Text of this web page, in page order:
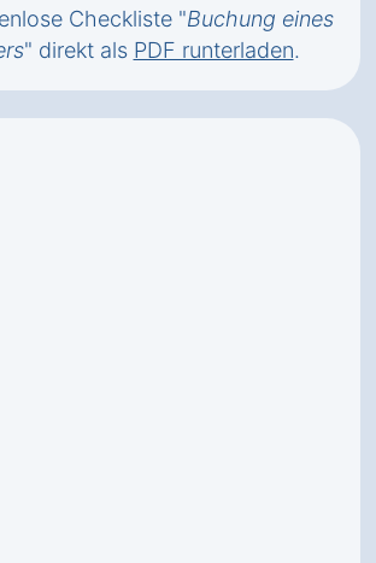
Checkliste "Buchung eines
" direkt als PDF runterladen.